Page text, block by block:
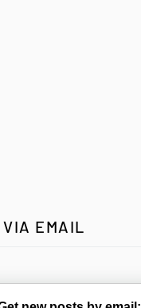
VIA EMAIL